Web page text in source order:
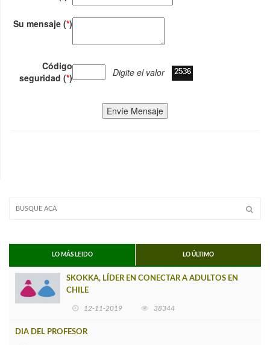
Su mensaje (*)
Código
seguridad (*) Digite el valor
Envíe Mensaje
LO MÁS LEIDO LO ÚLTIMO
SKOKKA, LÍDER EN CONECTAR A ADULTOS EN
CHILE
12-11-2019 38344
DIA DEL PROFESOR